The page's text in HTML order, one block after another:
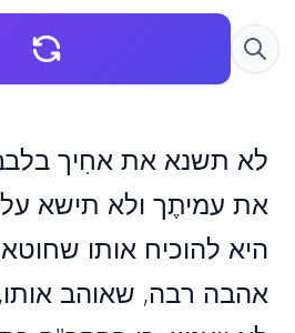
לא תשנא את אחִיך
את עמיתֶך ולא תישא
היא להוכיח אותו
אהבה רבה, שאוהב